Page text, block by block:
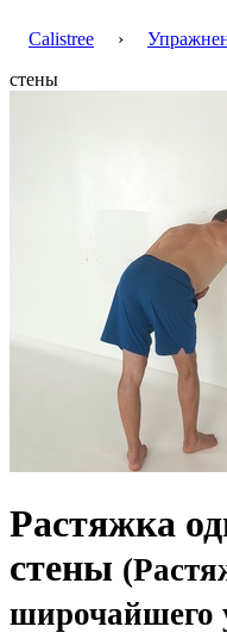
Calistree ›
стены
Растяжка
стены
широчайшего